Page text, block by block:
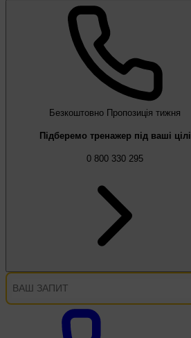
Безкоштовно Пропозиція тижня
Підберемо тренажер під ваші цілі
0 800 330 295